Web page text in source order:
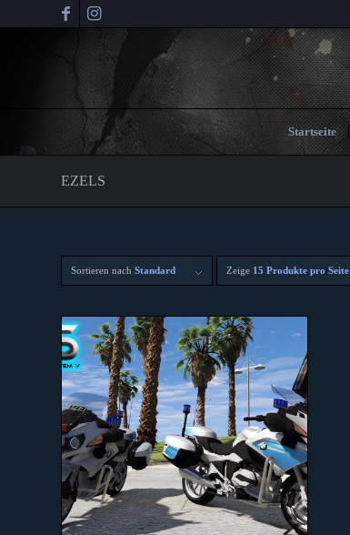
Startseite
EZELS
Sortieren nach Standard Zeige 15 Produkte pro Seite